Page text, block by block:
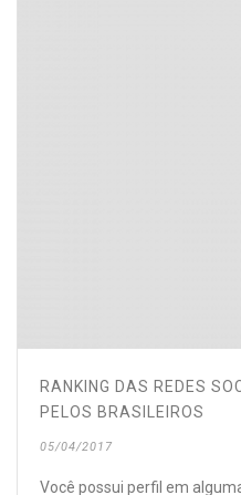
RANKING DAS REDES
PELOS BRASILEIROS
05/04/2017
Você possui perfil em